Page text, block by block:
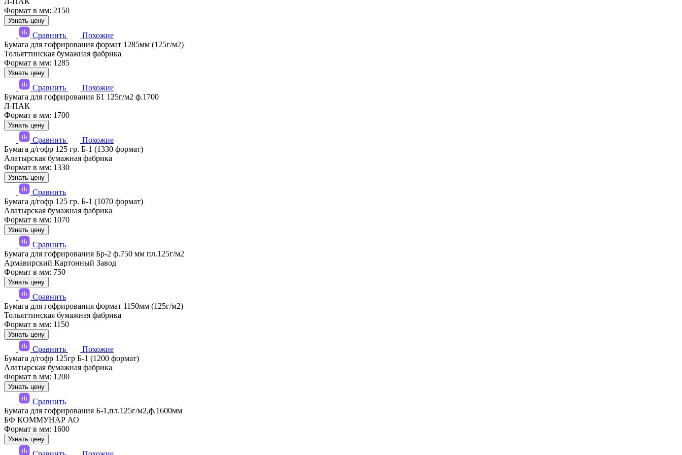
Формат в мм: 2150
Узнать цену
Сравнить
Похожие
Бумага для гофрирования формат 1285мм (125г/м2)
Тольяттинская бумажная фабрика
Формат в мм: 1285
Узнать цену
Сравнить
Похожие
Бумага для гофрирования Б1 125г/м2 ф.1700
Л-ПАК
Формат в мм: 1700
Узнать цену
Сравнить
Похожие
Бумага д/гофр 125 гр. Б-1 (1330 формат)
Алатырская бумажная фабрика
Формат в мм: 1330
Узнать цену
Сравнить
Бумага д/гофр 125 гр. Б-1 (1070 формат)
Алатырская бумажная фабрика
Формат в мм: 1070
Узнать цену
Сравнить
Бумага для гофрирования Бр-2 ф.750 мм пл.125г/м2
Армавирский Картонный Завод
Формат в мм: 750
Узнать цену
Сравнить
Бумага для гофрирования формат 1150мм (125г/м2)
Тольяттинская бумажная фабрика
Формат в мм: 1150
Узнать цену
Сравнить
Похожие
Бумага д/гофр 125гр Б-1 (1200 формат)
Алатырская бумажная фабрика
Формат в мм: 1200
Узнать цену
Сравнить
Бумага для гофрирования Б-1,пл.125г/м2,ф.1600мм
БФ КОММУНАР АО
Формат в мм: 1600
Узнать цену